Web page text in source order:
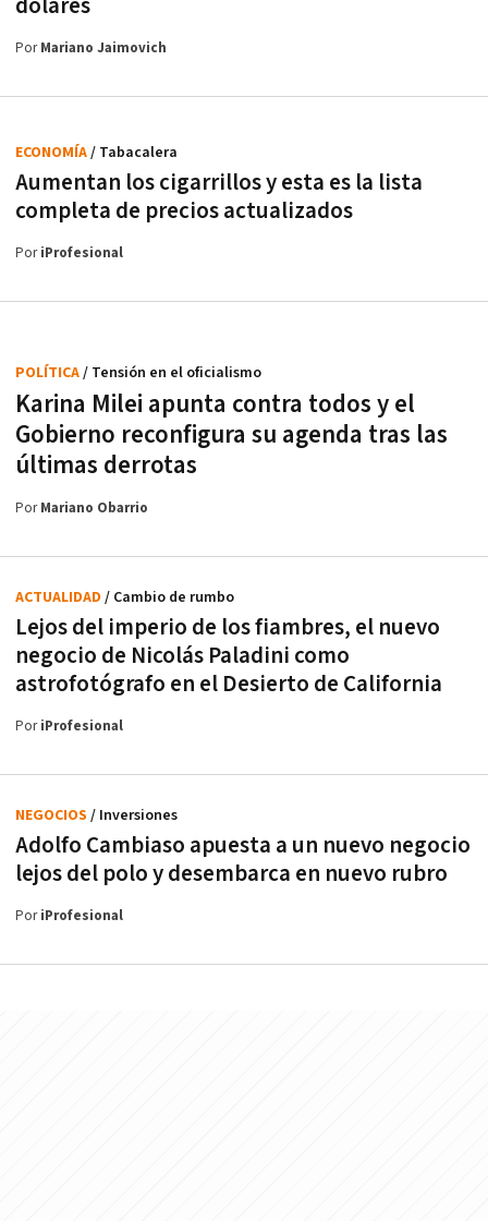
dólares
PorMariano Jaimovich
Aumentan los cigarrillos y esta es la lista
completa de precios actualizados
ECONOMÍA/ Tabacalera
PoriProfesional
Karina Milei apunta contra todos y el
Gobierno reconfigura su agenda tras las
últimas derrotas
POLÍTICA/ Tensión en el oficialismo
PorMariano Obarrio
Lejos del imperio de los fiambres, el nuevo
negocio de Nicolás Paladini como
astrofotógrafo en el Desierto de California
ACTUALIDAD / Cambio de rumbo
PoriProfesional
Adolfo Cambiaso apuesta a un nuevo negocio
lejos del polo y desembarca en nuevo rubro
NEGOCIOS / Inversiones
PoriProfesional